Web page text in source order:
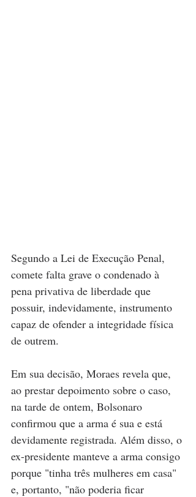
Segundo a Lei de Execução Penal,
comete falta grave o condenado à
pena privativa de liberdade que
possuir, indevidamente, instrumento
capaz de ofender a integridade física
de outrem.
Em sua decisão, Moraes revela que,
ao prestar depoimento sobre o caso,
na tarde de ontem, Bolsonaro
confirmou que a arma é sua e está
devidamente registrada. Além disso, o
ex-presidente manteve a arma consigo
porque "tinha três mulheres em casa"
e, portanto, "não poderia ficar